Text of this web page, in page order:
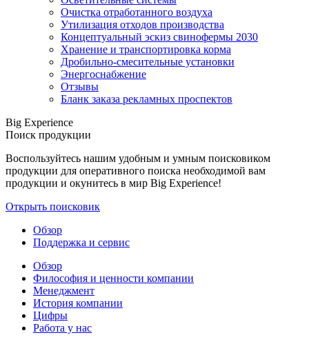
Очистка отработанного воздуха
Утилизация отходов производства
Концептуальный эскиз свинофермы 2030
Хранение и транспортировка корма
Дробильно-смесительные установки
Энергоснабжение
Отзывы
Бланк заказа рекламных проспектов
Big Experience
Поиск продукции
Воспользуйтесь нашим удобным и умным поисковиком
продукции для оперативного поиска необходимой вам
продукции и окунитесь в мир Big Experience!
Открыть поисковик
Обзор
Поддержка и сервис
Обзор
Философия и ценности компании
Менеджмент
История компании
Цифры
Работа у нас